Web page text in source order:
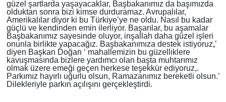
güzel şartlarda yaşayacaklar, Başbakanımız da başımızda
olduktan sonra bizi kimse durduramaz. Avrupalılar,
Amerikalılar diyor ki bu Türkiye’ye ne oldu. Nasıl bu kadar
güçlü ve kendinden emin ilerliyor. Başarılar, bu aşamalar
Başbakanımız sayesinde oluyor, inşallah daha güzel işleri
onunla birlikte yapacağız. Başbakanımıza destek istiyoruz,’
diyen Başkan Doğan ‘ mahallemizin bu güzelliklere
kavuşmasında bizlere yardımcı olan başta muhtarımız
olmak üzere emeği geçen herkese teşekkür ediyoruz,.
Parkımız hayırlı uğurlu olsun, Ramazanımız bereketli olsun.’
Dilekleriyle parkın açılışını gerçekleştirdi.